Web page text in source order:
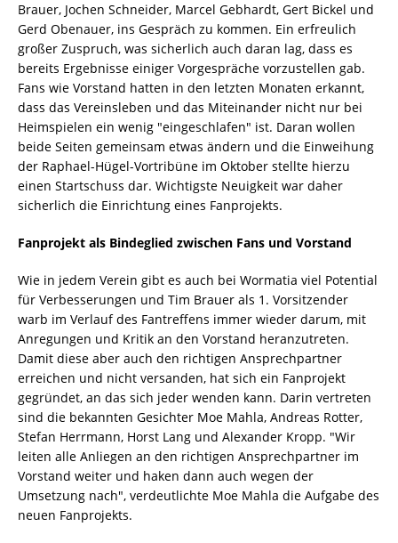
Brauer, Jochen Schneider, Marcel Gebhardt, Gert Bickel und
Gerd Obenauer, ins Gespräch zu kommen. Ein erfreulich
großer Zuspruch, was sicherlich auch daran lag, dass es
bereits Ergebnisse einiger Vorgespräche vorzustellen gab.
Fans wie Vorstand hatten in den letzten Monaten erkannt,
dass das Vereinsleben und das Miteinander nicht nur bei
Heimspielen ein wenig "eingeschlafen" ist. Daran wollen
beide Seiten gemeinsam etwas ändern und die Einweihung
der Raphael-Hügel-Vortribüne im Oktober stellte hierzu
einen Startschuss dar. Wichtigste Neuigkeit war daher
sicherlich die Einrichtung eines Fanprojekts.
Fanprojekt als Bindeglied zwischen Fans und Vorstand
Wie in jedem Verein gibt es auch bei Wormatia viel Potential
für Verbesserungen und Tim Brauer als 1. Vorsitzender
warb im Verlauf des Fantreffens immer wieder darum, mit
Anregungen und Kritik an den Vorstand heranzutreten.
Damit diese aber auch den richtigen Ansprechpartner
erreichen und nicht versanden, hat sich ein Fanprojekt
gegründet, an das sich jeder wenden kann. Darin vertreten
sind die bekannten Gesichter Moe Mahla, Andreas Rotter,
Stefan Herrmann, Horst Lang und Alexander Kropp. "Wir
leiten alle Anliegen an den richtigen Ansprechpartner im
Vorstand weiter und haken dann auch wegen der
Umsetzung nach", verdeutlichte Moe Mahla die Aufgabe des
neuen Fanprojekts.